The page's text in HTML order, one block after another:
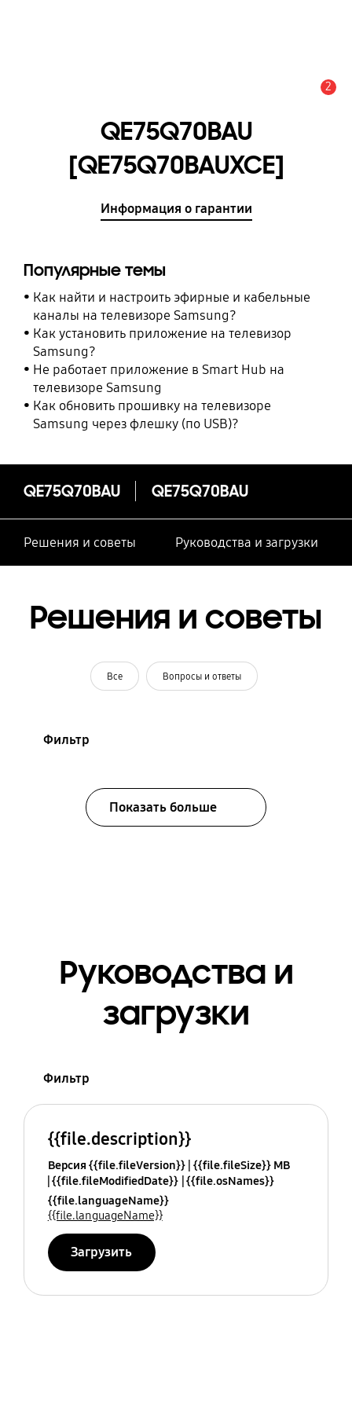
2
QE75Q70BAU
[QE75Q70BAUXCE]
Информация о гарантии
Популярные темы
Как найти и настроить эфирные и кабельные
каналы на телевизоре Samsung?
Как установить приложение на телевизор
Samsung?
Не работает приложение в Smart Hub на
телевизоре Samsung
Как обновить прошивку на телевизоре
Samsung через флешку (по USB)?
QE75Q70BAU QE75Q70BAU
Решения и советы Руководства и загрузки
Решения и советы
Все Вопросы и ответы
Фильтр
Показать больше
Руководства и
загрузки
Фильтр
{{file.description}}
Версия {{file.fileVersion}} {{file.fileSize}} MB
{{file.fileModifiedDate}} {{file.osNames}}
{{file.languageName}}
{{file.languageName}}
Загрузить